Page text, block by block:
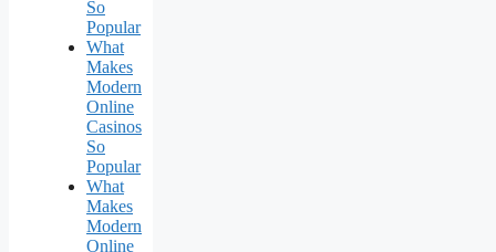
So
Popular
What
Makes
Modern
Online
Casinos
So
Popular
What
Makes
Modern
Online